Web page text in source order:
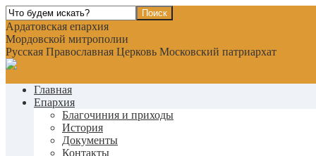
Ардатовская епархия
Мордовской митрополии
Русская Православная Церковь Московский патриархат
Главная
Епархия
Благочиния и приходы
История
Документы
Контакты